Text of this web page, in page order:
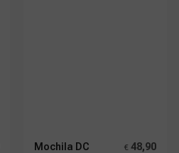
Mochila DC € 48,90